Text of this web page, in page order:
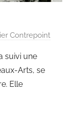
Contrepoint
suivi une
Arts, se
Elle